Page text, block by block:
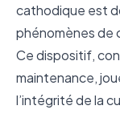
cathodique est
phénomènes de
Ce dispositif,
maintenance,
l’intégrité de la